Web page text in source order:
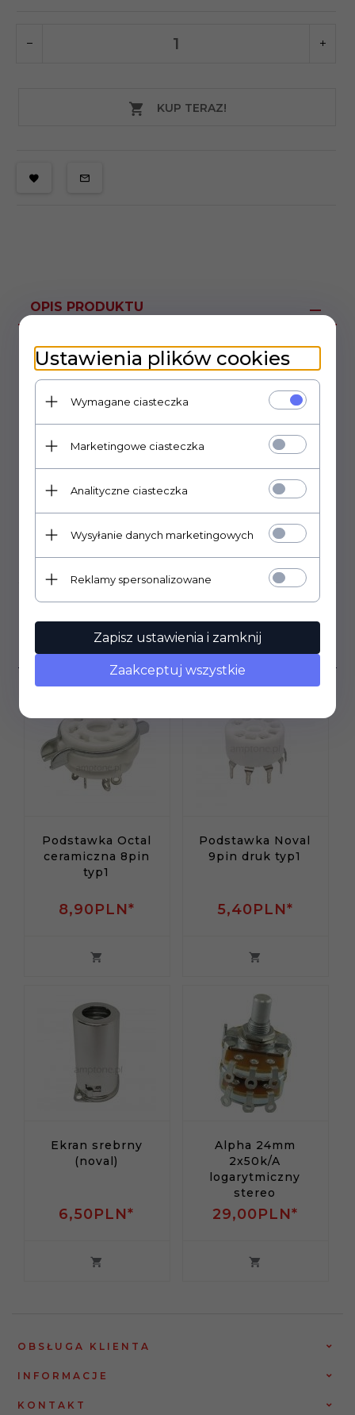
KUP TERAZ!
OPIS PRODUKTU
Gałka metalowa aluminiowa wersja czarna.
średnica 13mm
średnica otworu pod potencjometr: 6mm
mocowanie na wcisk
Uwaga. Gałki mogą posiadać delikatne zarysowania.
Klienci, którzy kupili ten
produkt wybrali również...
Podstawka Octal
ceramiczna 8pin
typ1
8,90PLN*
Podstawka Noval
9pin druk typ1
5,40PLN*
Ekran srebrny
(noval)
6,50PLN*
Alpha 24mm
2x50k/A
logarytmiczny
stereo
29,00PLN*
OBSŁUGA KLIENTA
INFORMACJE
KONTAKT
Ustawienia plików cookies
Wymagane ciasteczka
Marketingowe ciasteczka
Analityczne ciasteczka
Wysyłanie danych marketingowych
Reklamy spersonalizowane
Zapisz ustawienia i zamknij
Zaakceptuj wszystkie